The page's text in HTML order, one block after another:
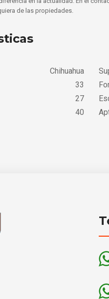
de las propiedades.
Chihuahua
33
27
40